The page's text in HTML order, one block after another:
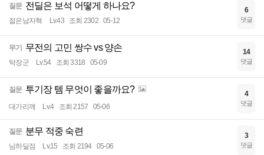
질문 전딜은 보석 어떻게 하나요?
젊은남자혁 Lv.43 조회 2302 05-12
6
댓글
무기 무전의 고민 쌍수 vs 양손
탁장군 Lv.54 조회 3318 05-09
14
댓글
질문 투기장 템 무엇이 좋을까요?
대가리깨 Lv.4 조회 2157 05-06
4
댓글
질문 분무 적중 숙련
님하딜점 Lv.15 조회 2194 05-06
3
댓글